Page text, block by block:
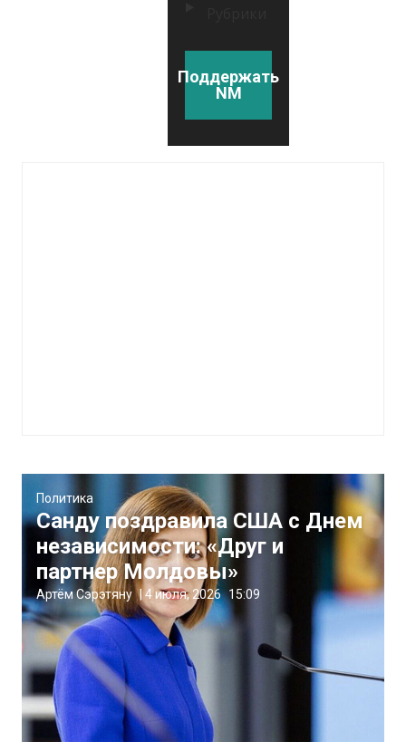
Поддержать
NM
Политика
Санду поздравила США с Днем
независимости: «Друг и
партнер Молдовы»
Артём Сэрэтяну |4 июля, 2026 15:09